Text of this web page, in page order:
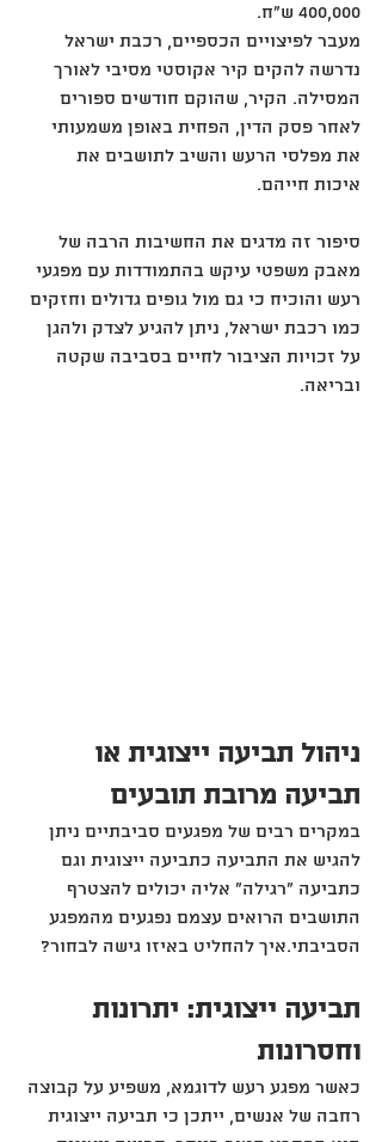
400,000 ש"ח.
מעבר לפיצויים הכספיים, רכבת ישראל
נדרשה להקים קיר אקוסטי מסיבי לאורך
המסילה. הקיר, שהוקם חודשים ספורים
לאחר פסק הדין, הפחית באופן משמעותי
את מפלסי הרעש והשיב לתושבים את
איכות חייהם.
סיפור זה מדגים את החשיבות הרבה של
מאבק משפטי עיקש בהתמודדות עם מפגעי
רעש והוכיח כי גם מול גופים גדולים וחזקים
כמו רכבת ישראל, ניתן להגיע לצדק ולהגן
על זכויות הציבור לחיים בסביבה שקטה
ובריאה.
ניהול תביעה ייצוגית או
תביעה מרובת תובעים
במקרים רבים של מפגעים סביבתיים ניתן
להגיש את התביעה כתביעה ייצוגית וגם
כתביעה "רגילה" אליה יכולים להצטרף
התושבים הרואים עצמם נפגעים מהמפגע
הסביבתי.איך להחליט באיזו גישה לבחור?
תביעה ייצוגית: יתרונות
וחסרונות
כאשר מפגע רעש לדוגמא, משפיע על קבוצה
רחבה של אנשים, ייתכן כי תביעה ייצוגית